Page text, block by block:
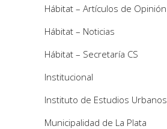
Hábitat – Artículos de Opinión
Hábitat – Noticias
Hábitat – Secretaría CS
Institucional
Instituto de Estudios Urbanos
Municipalidad de La Plata